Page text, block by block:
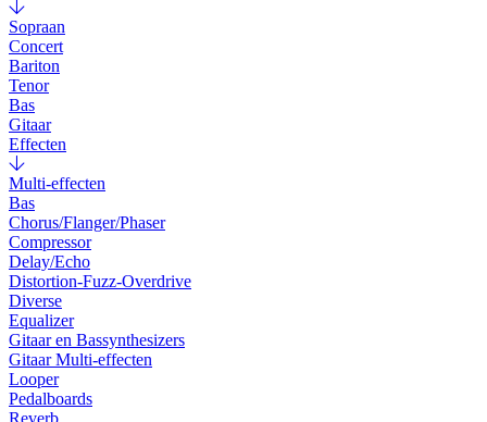
Sopraan
Concert
Bariton
Tenor
Bas
Gitaar
Effecten
Multi-effecten
Bas
Chorus/Flanger/Phaser
Compressor
Delay/Echo
Distortion-Fuzz-Overdrive
Diverse
Equalizer
Gitaar en Bassynthesizers
Gitaar Multi-effecten
Looper
Pedalboards